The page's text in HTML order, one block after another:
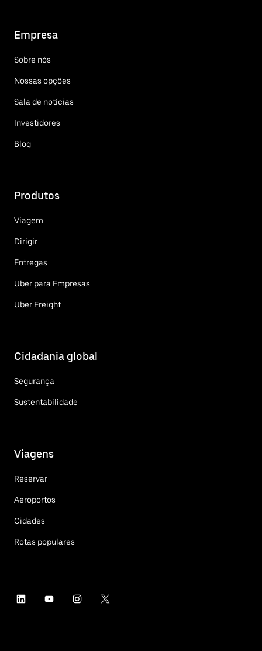
Empresa
Sobre nós
Nossas opções
Sala de notícias
Investidores
Blog
Produtos
Viagem
Dirigir
Entregas
Uber para Empresas
Uber Freight
Cidadania global
Segurança
Sustentabilidade
Viagens
Reservar
Aeroportos
Cidades
Rotas populares